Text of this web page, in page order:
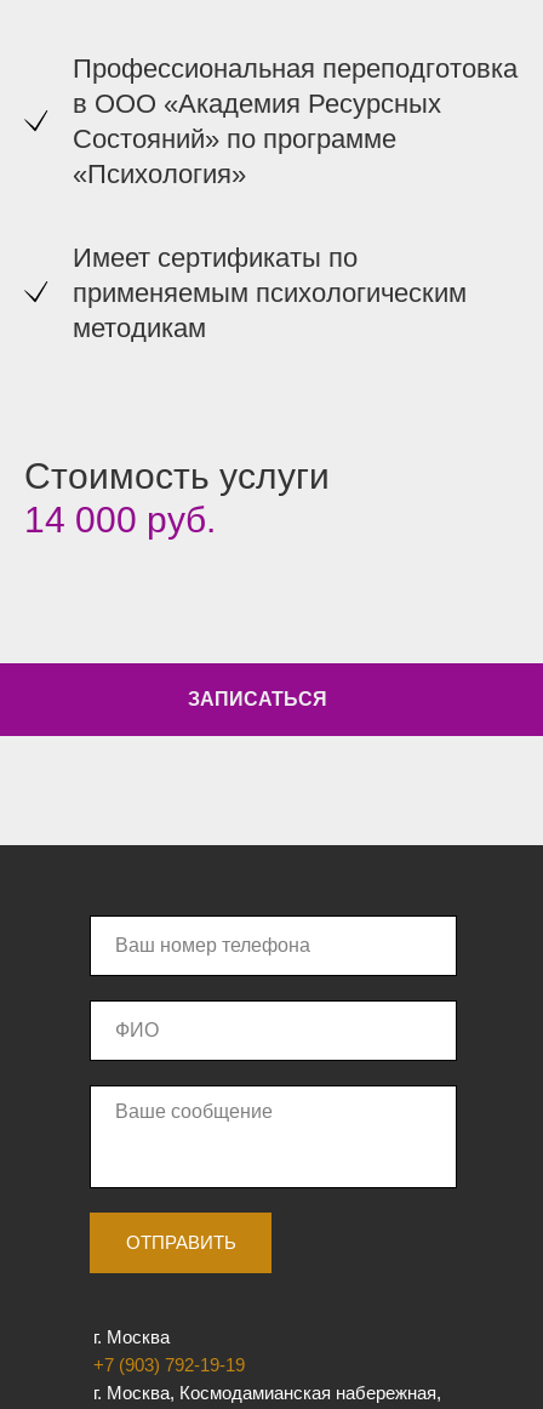
Профессиональная переподготовка
в ООО «Академия Ресурсных
Состояний» по программе
«Психология»
Имеет сертификаты по
применяемым психологическим
методикам
Стоимость услуги
14 000 руб.
ЗАПИСАТЬСЯ
ОТПРАВИТЬ
г. Москва
+7 (903) 792-19-19
г. Москва, Космодамианская набережная,